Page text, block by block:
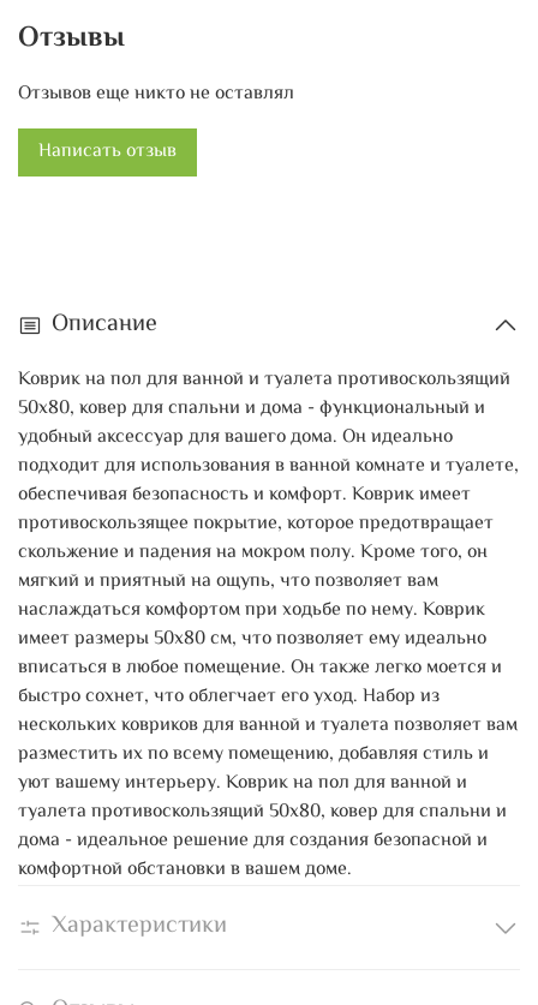
нескольких ковриков для ванной и туалета позволяет вам
уют вашему интерьеру. Коврик на пол для ванной и
дома - идеальное решение для создания безопасной и
комфортной обстановки в вашем доме.
Отзывы
Отзывов еще никто не оставлял
Написать отзыв
Описание
Коврик на пол для ванной и туалета противоскользящий
50х80, ковер для спальни и дома - функциональный и
удобный аксессуар для вашего дома. Он идеально
подходит для использования в ванной комнате и туалете,
обеспечивая безопасность и комфорт. Коврик имеет
противоскользящее покрытие, которое предотвращает
скольжение и падения на мокром полу. Кроме того, он
мягкий и приятный на ощупь, что позволяет вам
наслаждаться комфортом при ходьбе по нему. Коврик
имеет размеры 50х80 см, что позволяет ему идеально
вписаться в любое помещение. Он также легко моется и
быстро сохнет, что облегчает его уход. Набор из
нескольких ковриков для ванной и туалета позволяет вам
разместить их по всему помещению, добавляя стиль и
уют вашему интерьеру. Коврик на пол для ванной и
туалета противоскользящий 50х80, ковер для спальни и
дома - идеальное решение для создания безопасной и
комфортной обстановки в вашем доме.
Характеристики